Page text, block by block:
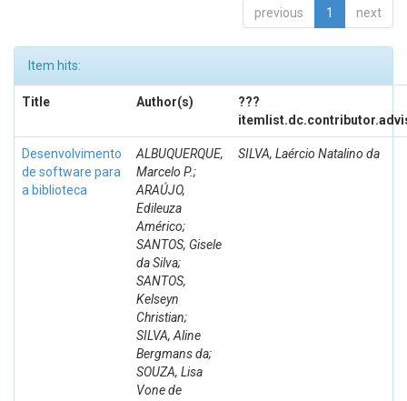
previous 1 next
Item hits:
Title Author(s)
???
Desenvolvimento
de software para
a biblioteca
ALBUQUERQUE,
Marcelo P.;
ARAÚJO,
Edileuza
Américo;
SANTOS, Gisele
da Silva;
SANTOS,
Kelseyn
Christian;
SILVA, Aline
Bergmans da;
SOUZA, Lisa
Vone de
SILVA, Laércio Natalino da